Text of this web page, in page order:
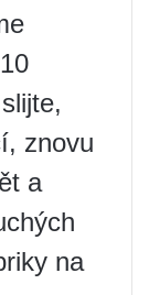
znovu
a
na